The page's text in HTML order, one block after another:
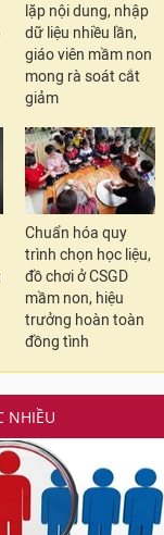
lặp nội dung, nhập
dữ liệu nhiều lần,
giáo viên mầm non
mong rà soát cắt
giảm
Chuẩn hóa quy
trình chọn học liệu,
đồ chơi ở CSGD
mầm non, hiệu
trưởng hoàn toàn
đồng tình
NHIỀU